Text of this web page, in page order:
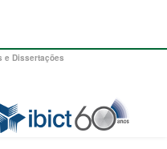
e Dissertações